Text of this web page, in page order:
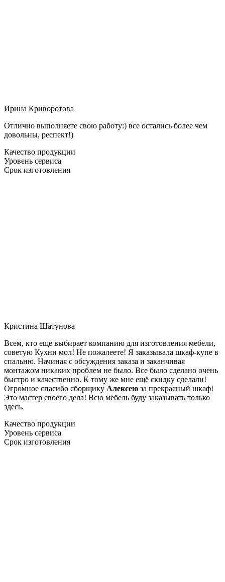
Ирина Криворотова
Отлично выполняете свою работу:) все остались более чем
довольны, респект!)
Качество продукции
Уровень сервиса
Срок изготовления
Кристина Шатунова
Всем, кто еще выбирает компанию для изготовления мебели,
советую Кухни мол! Не пожалеете! Я заказывала шкаф-купе в
спальню. Начиная с обсуждения заказа и заканчивая
монтажом никаких проблем не было. Все было сделано очень
быстро и качественно. К тому же мне ещё скидку сделали!
Огромное спасибо сборщику Алексею за прекрасный шкаф!
Это мастер своего дела! Всю мебель буду заказывать только
здесь.
Качество продукции
Уровень сервиса
Срок изготовления